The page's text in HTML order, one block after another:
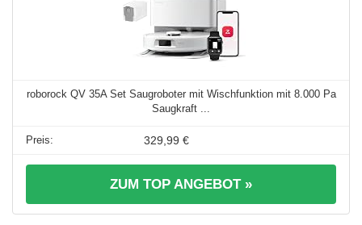
roborock QV 35A Set Saugroboter mit Wischfunktion mit 8.000 Pa
Saugkraft ...
329,99 €
ZUM TOP ANGEBOT »